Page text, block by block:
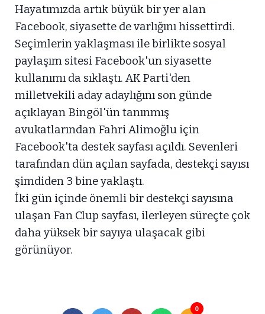
Hayatımızda artık büyük bir yer alan
Facebook, siyasette de varlığını hissettirdi.
Seçimlerin yaklaşması ile birlikte sosyal
paylaşım sitesi Facebook'un siyasette
kullanımı da sıklaştı. AK Parti'den
milletvekili aday adaylığını son günde
açıklayan Bingöl'ün tanınmış
avukatlarından Fahri Alimoğlu için
Facebook'ta destek sayfası açıldı. Sevenleri
tarafından dün açılan sayfada, destekçi sayısı
şimdiden 3 bine yaklaştı.
İki gün içinde önemli bir destekçi sayısına
ulaşan Fan Clup sayfası, ilerleyen süreçte çok
daha yüksek bir sayıya ulaşacak gibi
görünüyor.
0